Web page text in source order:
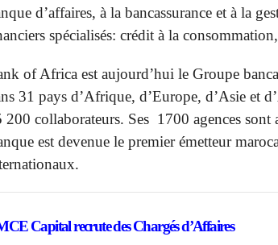
d’affaires, à la bancassurance et à la
spécialisés: crédit à la
of Africa est aujourd’hui le Groupe
31 pays d’Afrique, d’Europe, d’Asie et
200 collaborateurs. Ses 1700 agences
est devenue le premier émetteur
Capital recrute des Chargés d’Affaires